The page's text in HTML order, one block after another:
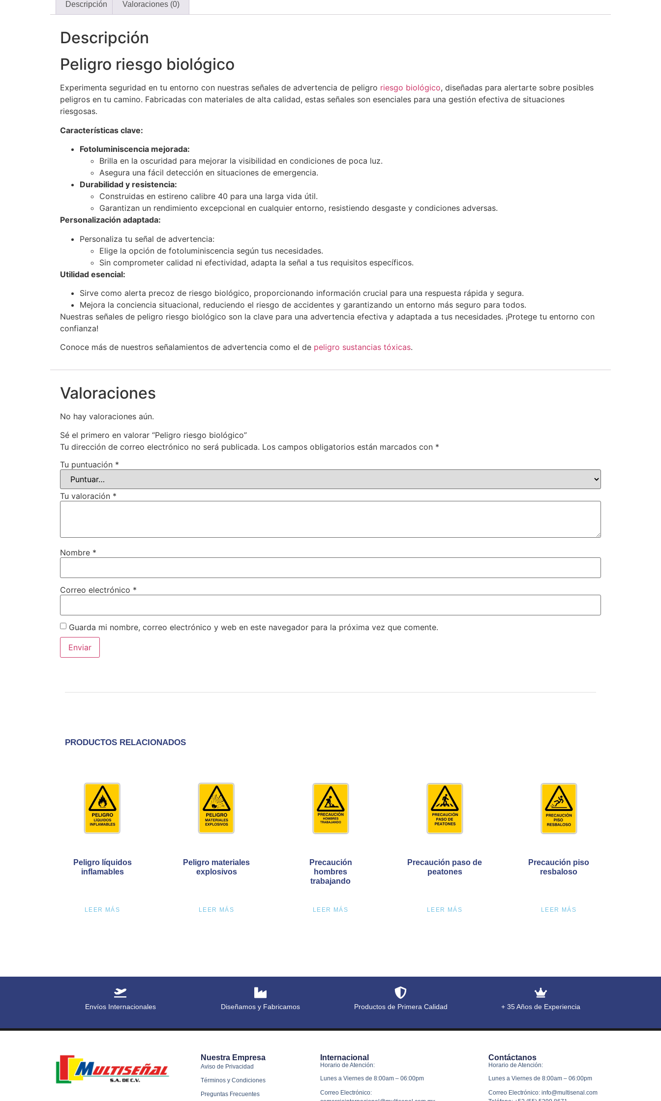
Descripción Valoraciones (0)
Descripción
Peligro riesgo biológico
Experimenta seguridad en tu entorno con nuestras señales de advertencia de peligro riesgo biológico, diseñadas para alertarte sobre posibles
peligros en tu camino. Fabricadas con materiales de alta calidad, estas señales son esenciales para una gestión efectiva de situaciones
riesgosas.
Características clave:
Fotoluminiscencia mejorada:
Brilla en la oscuridad para mejorar la visibilidad en condiciones de poca luz.
Asegura una fácil detección en situaciones de emergencia.
Durabilidad y resistencia:
Construidas en estireno calibre 40 para una larga vida útil.
Garantizan un rendimiento excepcional en cualquier entorno, resistiendo desgaste y condiciones adversas.
Personalización adaptada:
Personaliza tu señal de advertencia:
Elige la opción de fotoluminiscencia según tus necesidades.
Sin comprometer calidad ni efectividad, adapta la señal a tus requisitos específicos.
Utilidad esencial:
Sirve como alerta precoz de riesgo biológico, proporcionando información crucial para una respuesta rápida y segura.
Mejora la conciencia situacional, reduciendo el riesgo de accidentes y garantizando un entorno más seguro para todos.
Nuestras señales de peligro riesgo biológico son la clave para una advertencia efectiva y adaptada a tus necesidades. ¡Protege tu entorno con
confianza!
Conoce más de nuestros señalamientos de advertencia como el de peligro sustancias tóxicas.
Valoraciones
No hay valoraciones aún.
Sé el primero en valorar “Peligro riesgo biológico”
Tu dirección de correo electrónico no será publicada. Los campos obligatorios están marcados con *
Tu puntuación *
Tu valoración *
Nombre *
Correo electrónico *
Guarda mi nombre, correo electrónico y web en este navegador para la próxima vez que comente.
PRODUCTOS RELACIONADOS
Peligro líquidos
inflamables
LEER MÁS
Peligro materiales
explosivos
LEER MÁS
Precaución
hombres
trabajando
LEER MÁS
Precaución paso de
peatones
LEER MÁS
Precaución piso
resbaloso
LEER MÁS
Envíos Internacionales Diseñamos y Fabricamos Productos de Primera Calidad + 35 Años de Experiencia
Nuestra Empresa
Aviso de Privacidad
Términos y Condiciones
Preguntas Frecuentes
Internacional
Horario de Atención:
Lunes a Viernes de 8:00am – 06:00pm
Correo Electrónico:
Contáctanos
Horario de Atención:
Lunes a Viernes de 8:00am – 06:00pm
Correo Electrónico: info@multisenal.com